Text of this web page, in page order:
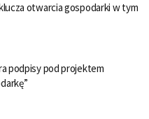
otwarcia gospodarki w tym
podpisy pod projektem